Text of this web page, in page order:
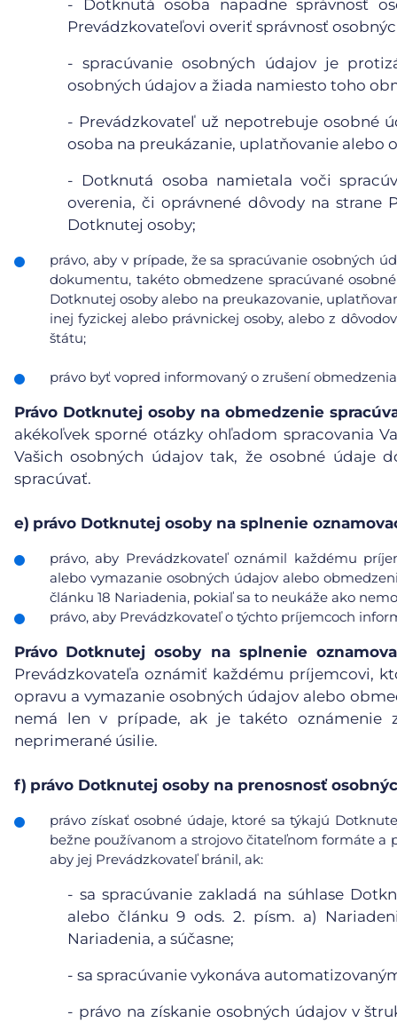
- Dotknutá osoba napadne správnosť
Prevádzkovateľovi overiť správnosť
- spracúvanie osobných údajov je
osobných údajov a žiada namiesto toho
- Prevádzkovateľ už nepotrebuje osobné
osoba na preukázanie, uplatňovanie alebo
- Dotknutá osoba namietala voči
overenia, či oprávnené dôvody na strane
Dotknutej osoby;
právo, aby v prípade, že sa spracúvanie osobných
dokumentu, takéto obmedzene spracúvané
Dotknutej osoby alebo na preukazovanie,
inej fyzickej alebo právnickej osoby, alebo z
štátu;
právo byť vopred informovaný o zrušení
Právo Dotknutej osoby na obmedzenie
akékoľvek sporné otázky ohľadom spracovania
Vašich osobných údajov tak, že osobné
spracúvať.
e) právo Dotknutej osoby na splnenie
právo, aby Prevádzkovateľ oznámil každému
alebo vymazanie osobných údajov alebo
článku 18 Nariadenia, pokiaľ sa to neukáže ako
právo, aby Prevádzkovateľ o týchto príjemcoch
Právo Dotknutej osoby na splnenie
Prevádzkovateľa oznámiť každému príjemcovi,
opravu a vymazanie osobných údajov alebo
nemá len v prípade, ak je takéto oznámenie
neprimerané úsilie.
f) právo Dotknutej osoby na prenosnosť
právo získať osobné údaje, ktoré sa týkajú
bežne používanom a strojovo čitateľnom formáte a
aby jej Prevádzkovateľ bránil, ak:
-sa spracúvanie zakladá na súhlase
alebo článku 9 ods. 2. písm. a)
Nariadenia, a súčasne;
- sa spracúvanie vykonáva
- právo na získanie osobných údajov v